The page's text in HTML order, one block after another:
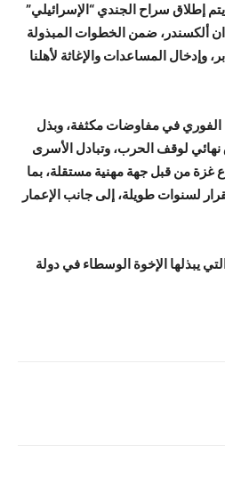
إطلاق سراح الجندي “الإسرائيلي”
ألكسندر، ضمن الخطوات المبذولة
وإدخال المساعدات والإغاثة لأهلنا
الفوري في مفاوضات مكثفة، وبذل
لوقف الحرب، وتبادل الأسرى
غزة من قبل جهة مهنية مستقلة، بما
لسنوات طويلة، إلى جانب الإعمار
يبذلها الإخوة الوسطاء في دولة